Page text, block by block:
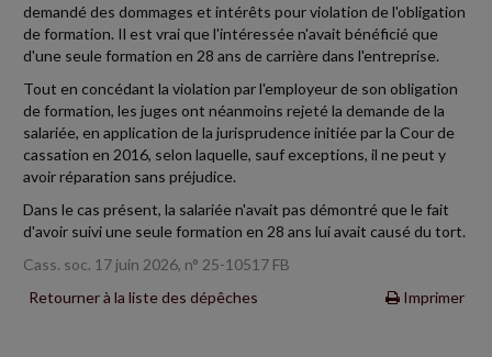
demandé des dommages et intérêts pour violation de l'obligation
de formation. Il est vrai que l'intéressée n'avait bénéficié que
d'une seule formation en 28 ans de carrière dans l'entreprise.
Tout en concédant la violation par l'employeur de son obligation
de formation, les juges ont néanmoins rejeté la demande de la
salariée, en application de la jurisprudence initiée par la Cour de
cassation en 2016, selon laquelle, sauf exceptions, il ne peut y
avoir réparation sans préjudice.
Dans le cas présent, la salariée n'avait pas démontré que le fait
d'avoir suivi une seule formation en 28 ans lui avait causé du tort.
Cass. soc. 17 juin 2026, n° 25-10517 FB
Retourner à la liste des dépêches
Imprimer